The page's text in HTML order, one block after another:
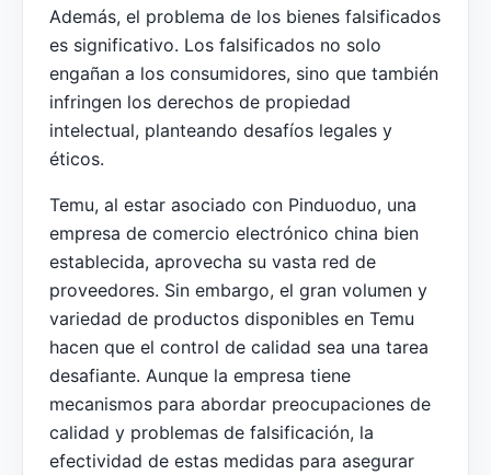
Además, el problema de los bienes falsificados
es significativo. Los falsificados no solo
engañan a los consumidores, sino que también
infringen los derechos de propiedad
intelectual, planteando desafíos legales y
éticos.
Temu, al estar asociado con Pinduoduo, una
empresa de comercio electrónico china bien
establecida, aprovecha su vasta red de
proveedores. Sin embargo, el gran volumen y
variedad de productos disponibles en Temu
hacen que el control de calidad sea una tarea
desafiante. Aunque la empresa tiene
mecanismos para abordar preocupaciones de
calidad y problemas de falsificación, la
efectividad de estas medidas para asegurar